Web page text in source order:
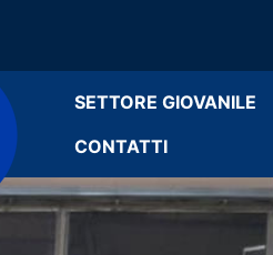
SETTORE GIOVANILE
CONTATTI